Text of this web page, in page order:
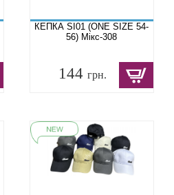
КЕПКА SI01 (ONE SIZE 54-
56) Мікс-308
144грн.